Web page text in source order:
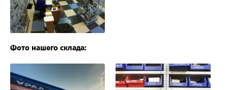
Фото нашего склада: